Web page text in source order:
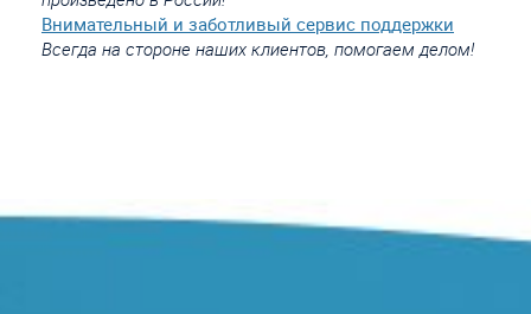
Внимательный и заботливый сервис поддержки
Всегда на стороне наших клиентов, помогаем делом!